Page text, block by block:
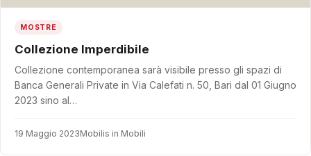
MOSTRE
Collezione Imperdibile
Collezione contemporanea sarà visibile presso gli spazi di
Banca Generali Private in Via Calefati n. 50, Bari dal 01 Giugno
2023 sino al…
19 Maggio 2023Mobilis in Mobili